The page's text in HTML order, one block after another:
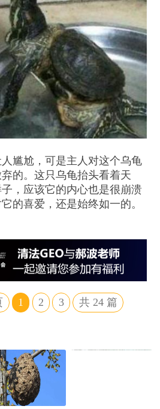
尴尬，可是主人对这个乌龟
的。这只乌龟抬头看着天
，应该它的内心也是很崩溃
的喜爱，还是始终如一的。
1 2 3 共24 篇